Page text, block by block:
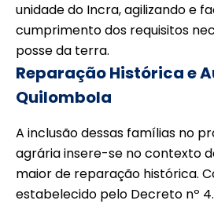
unidade do Incra, agilizando e
cumprimento dos requisitos
posse da terra.
Reparação Histórica e
Quilombola
A inclusão dessas famílias no
agrária insere-se no contexto
maior de reparação histórica.
estabelecido pelo Decreto nº